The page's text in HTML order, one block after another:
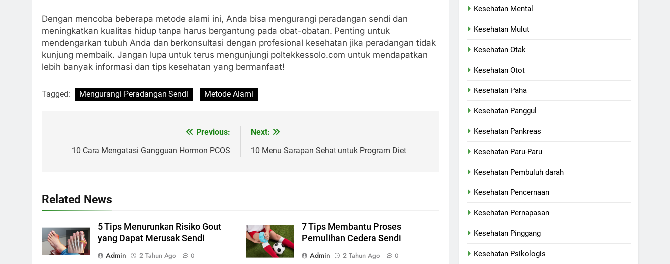
Dengan mencoba beberapa metode alami ini, Anda bisa mengurangi peradangan sendi dan
meningkatkan kualitas hidup tanpa harus bergantung pada obat-obatan. Penting untuk
mendengarkan tubuh Anda dan berkonsultasi dengan profesional kesehatan jika peradangan tidak
kunjung membaik. Jangan lupa untuk terus mengunjungi poltekkessolo.com untuk mendapatkan
lebih banyak informasi dan tips kesehatan yang bermanfaat!
Tagged: Mengurangi Peradangan Sendi Metode Alami
Previous:
10 Cara Mengatasi Gangguan Hormon PCOS
Next:
10 Menu Sarapan Sehat untuk Program Diet
Related News
5 Tips Menurunkan Risiko Gout
yang Dapat Merusak Sendi
Admin
2 Tahun Ago 0
7 Tips Membantu Proses
Pemulihan Cedera Sendi
Admin
2 Tahun Ago 0
Kesehatan Mental
Kesehatan Mulut
Kesehatan Otak
Kesehatan Otot
Kesehatan Paha
Kesehatan Panggul
Kesehatan Pankreas
Kesehatan Paru-Paru
Kesehatan Pembuluh darah
Kesehatan Pencernaan
Kesehatan Pernapasan
Kesehatan Pinggang
Kesehatan Psikologis